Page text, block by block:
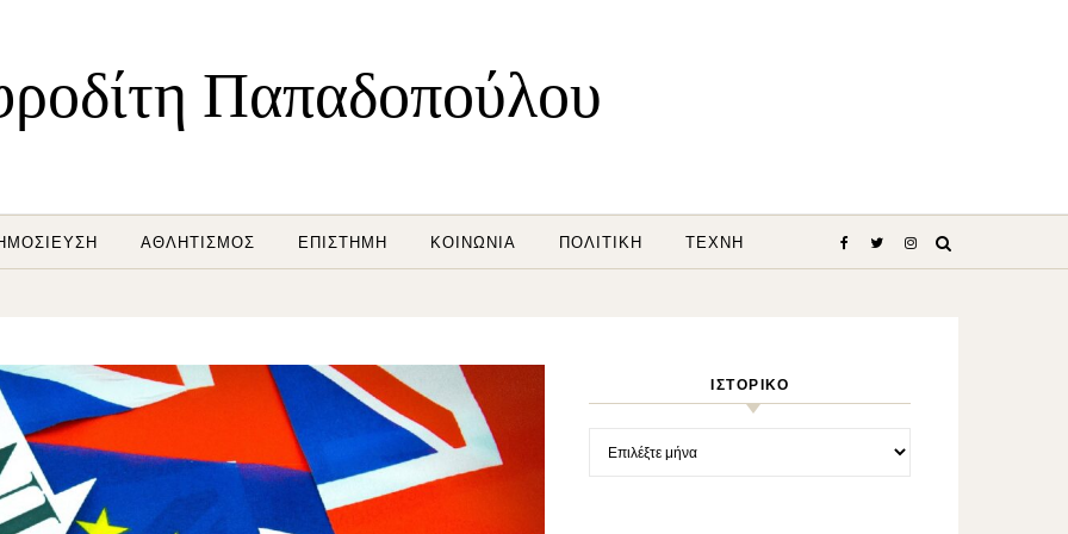
Παπαδοπούλου
ΑΘΛΗΤΙΣΜΌΣ ΕΠΙΣΤΉΜΗ ΚΟΙΝΩΝΊΑ ΠΟΛΙΤΙΚΉ ΤΈΧΝΗ
ΙΣΤΟΡΙΚΌ
Ιστορικό